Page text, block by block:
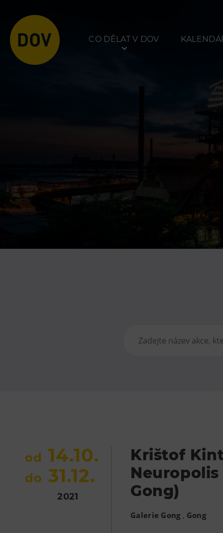
CO DĚLAT V DOV
Malý svět techniky U6
Dětský svět
od 14.10.
do 31.12.
2021
Krištof
Neuropolis
Gong)
Galerie Gong , Gong